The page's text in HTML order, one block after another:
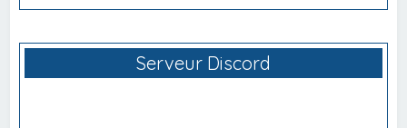
Serveur Discord